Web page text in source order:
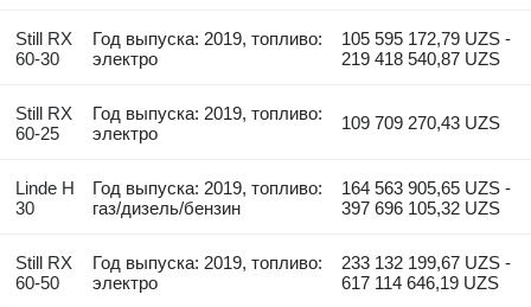
Still RX
60-30
Год выпуска: 2019, топливо:
электро
105 595 172,79 UZS -
219 418 540,87 UZS
Still RX
60-25
Год выпуска: 2019, топливо:
электро
109 709 270,43 UZS
Linde H
30
Год выпуска: 2019, топливо:
газ/дизель/бензин
164 563 905,65 UZS -
397 696 105,32 UZS
Still RX
60-50
Год выпуска: 2019, топливо:
электро
233 132 199,67 UZS -
617 114 646,19 UZS